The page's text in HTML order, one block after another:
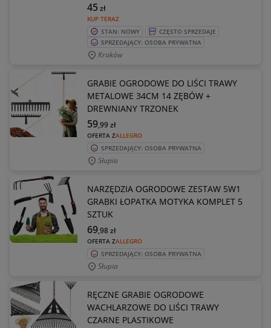
KUP TERAZ
45zł
STAN: NOWY
CZĘSTO SPRZEDAJE
SPRZEDAJĄCY: OSOBA PRYWATNA
Kraków
GRABIE OGRODOWE DO LIŚCI TRAWY
METALOWE 34CM 14 ZĘBÓW +
DREWNIANY TRZONEK
OFERTA ZALLEGRO
59,99zł
SPRZEDAJĄCY: OSOBA PRYWATNA
Słupia
NARZĘDZIA OGRODOWE ZESTAW 5W1
GRABKI ŁOPATKA MOTYKA KOMPLET 5
SZTUK
OFERTA ZALLEGRO
69,98zł
SPRZEDAJĄCY: OSOBA PRYWATNA
Słupia
RĘCZNE GRABIE OGRODOWE
WACHLARZOWE DO LIŚCI TRAWY
CZARNE PLASTIKOWE